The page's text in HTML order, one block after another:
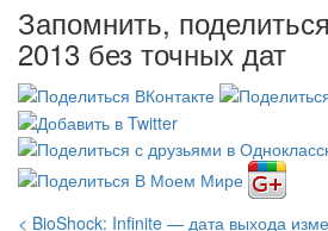
Запомнить,
2013 без точных дат
< BioShock: Infinite — дата выхода